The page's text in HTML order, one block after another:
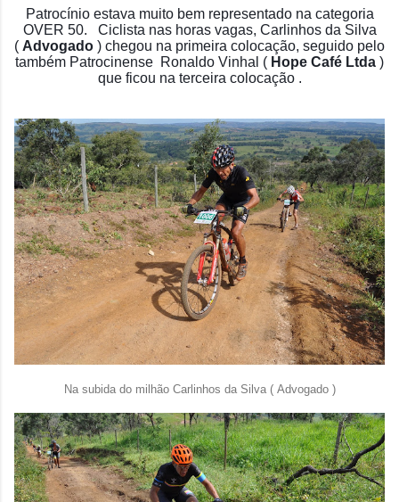
Patrocínio estava muito bem representado na categoria
OVER 50. Ciclista nas horas vagas, Carlinhos da Silva
( Advogado ) chegou na primeira colocação, seguido pelo
também Patrocinense Ronaldo Vinhal ( Hope Café Ltda )
que ficou na terceira colocação .
Na subida do milhão Carlinhos da Silva ( Advogado )